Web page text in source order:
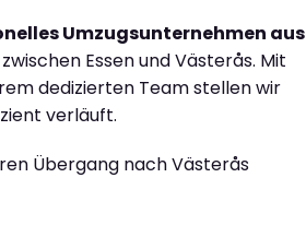
Umzugsunternehmen aus
Essen und Västerås. Mit
dedizierten Team stellen wir
verläuft.
Übergang nach Västerås